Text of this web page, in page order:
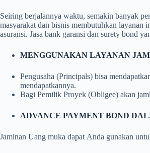
Seiring berjalannya waktu, semakin banyak
masyarakat dan bisnis membutuhkan layanan
asuransi. Jasa bank garansi dan surety bond
MENGGUNAKAN LAYANAN
Pengusaha (Principals) bisa
mendapatkannya.
Bagi Pemilik Proyek (Obligee) akan
ADVANCE PAYMENT BOND
Jaminan Uang muka dapat Anda gunakan